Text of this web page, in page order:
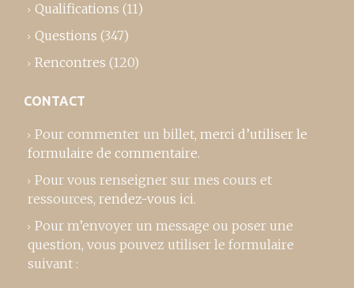
Qualifications (11)
Questions (347)
Rencontres (120)
CONTACT
Pour commenter un billet, merci d’utiliser le
formulaire de commentaire.
Pour vous renseigner sur mes cours et
ressources, rendez-vous ici.
Pour m’envoyer un message ou poser une
question, vous pouvez utiliser le formulaire
suivant :